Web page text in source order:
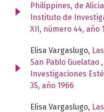
Philippines, de
Instituto de
XII, número 44, año
Elisa Vargaslugo,
San Pablo Guelatao ,
Investigaciones
35, año 1966
Elisa Vargaslugo,